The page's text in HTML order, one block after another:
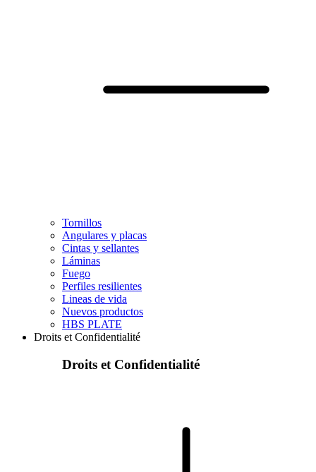
Tornillos
Angulares y placas
Cintas y sellantes
Láminas
Fuego
Perfiles resilientes
Lineas de vida
Nuevos productos
HBS PLATE
Droits et Confidentialité
Droits et Confidentialité